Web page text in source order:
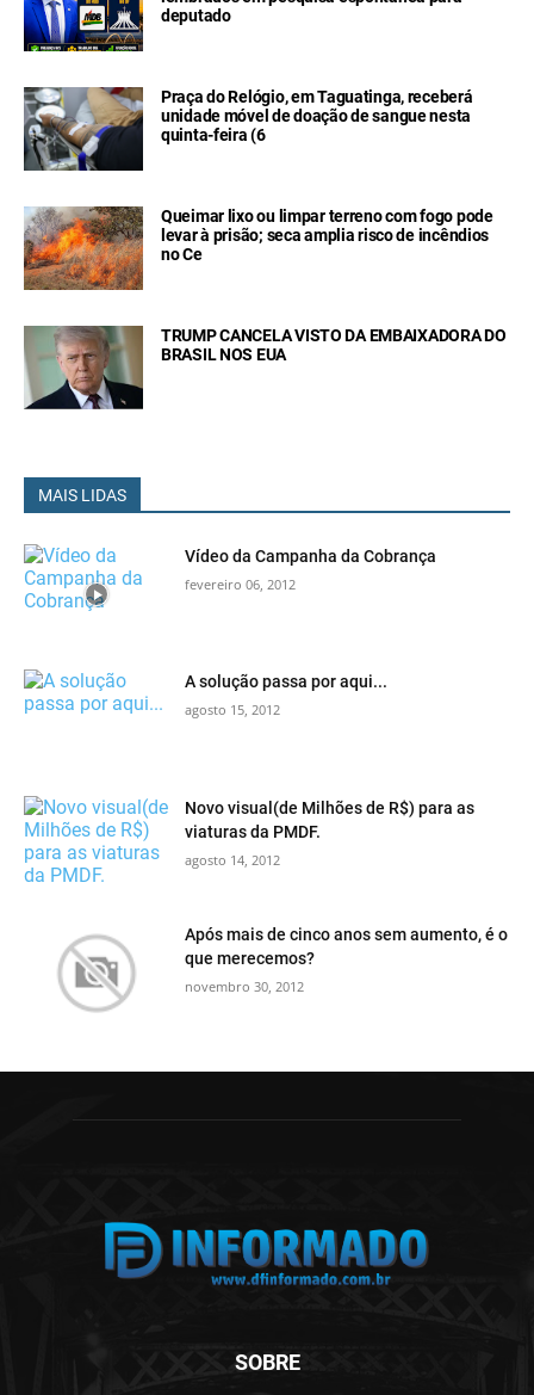
deputado
Praça do Relógio, em Taguatinga, receberá
unidade móvel de doação de sangue nesta
quinta-feira (6
Queimar lixo ou limpar terreno com fogo pode
levar à prisão; seca amplia risco de incêndios
no Ce
TRUMP CANCELA VISTO DA EMBAIXADORA DO
BRASIL NOS EUA
MAIS LIDAS
Vídeo da Campanha da Cobrança
fevereiro 06, 2012
A solução passa por aqui...
agosto 15, 2012
Novo visual(de Milhões de R$) para as
viaturas da PMDF.
agosto 14, 2012
Após mais de cinco anos sem aumento, é o
que merecemos?
novembro 30, 2012
SOBRE